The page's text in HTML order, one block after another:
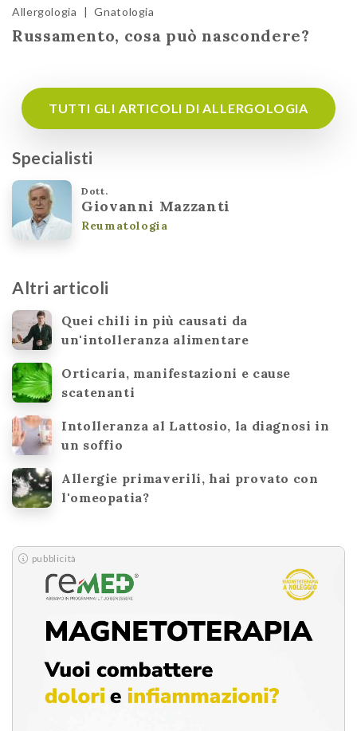
Allergologia | Gnatologia
Russamento, cosa può nascondere?
TUTTI GLI ARTICOLI DI ALLERGOLOGIA
Specialisti
Dott.
Giovanni Mazzanti
Reumatologia
Altri articoli
Quei chili in più causati da
un'intolleranza alimentare
Orticaria, manifestazioni e cause
scatenanti
Intolleranza al Lattosio, la diagnosi in
un soffio
Allergie primaverili, hai provato con
l'omeopatia?
pubblicità